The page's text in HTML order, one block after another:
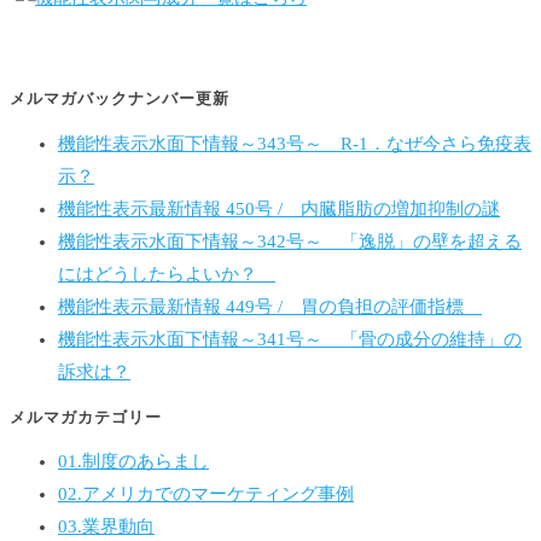
メルマガバックナンバー更新
機能性表示水面下情報～343号～ R-1．なぜ今さら免疫表
示？
機能性表示最新情報 450号 / 内臓脂肪の増加抑制の謎
機能性表示水面下情報～342号～ 「逸脱」の壁を超える
にはどうしたらよいか？
機能性表示最新情報 449号 / 胃の負担の評価指標
機能性表示水面下情報～341号～ 「骨の成分の維持」の
訴求は？
メルマガカテゴリー
01.制度のあらまし
02.アメリカでのマーケティング事例
03.業界動向